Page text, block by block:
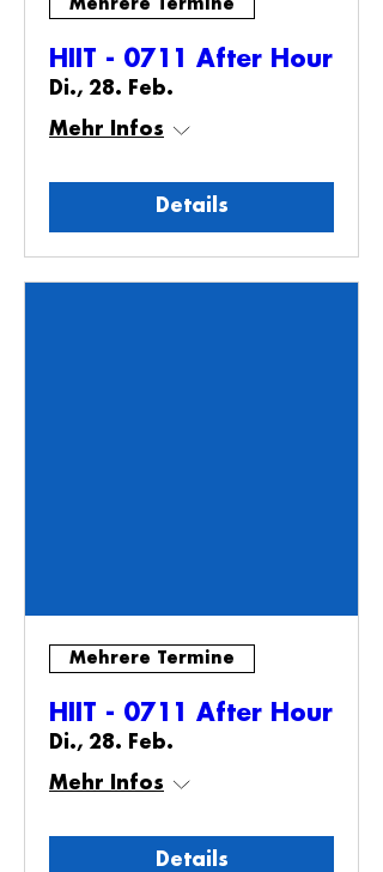
Mehrere Termine
HIIT - 0711 After Hour
Di., 28. Feb.
Mehr Infos
Details
Mehrere Termine
HIIT - 0711 After Hour
Di., 28. Feb.
Mehr Infos
Details